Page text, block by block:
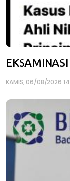
KAMIS, 06/08/2026